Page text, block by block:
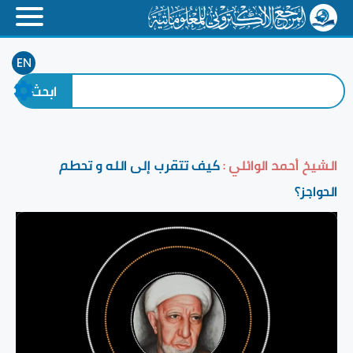
EN
الشيخ أحمد الوائلي :كيف تتقرب إلى الله و تحطم
الحواجز؟